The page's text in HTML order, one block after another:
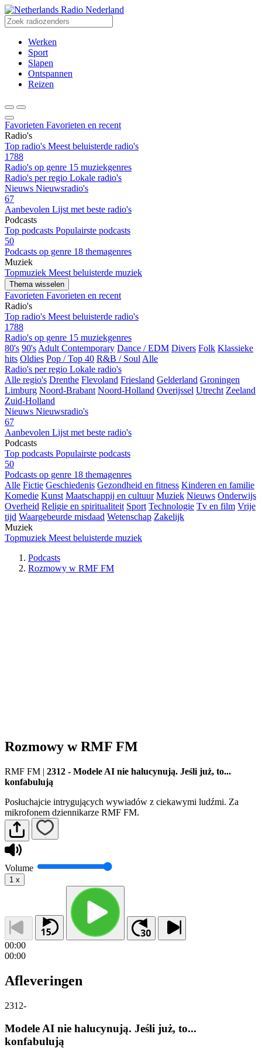
Radio Nederland
Werken
Sport
Slapen
Ontspannen
Reizen
Favorieten Favorieten en recent
Radio's
Top radio's Meest beluisterde radio's
1788
Radio's op genre 15 muziekgenres
Radio's per regio Lokale radio's
Nieuws Nieuwsradio's
67
Aanbevolen Lijst met beste radio's
Podcasts
Top podcasts Populairste podcasts
50
Podcasts op genre 18 themagenres
Muziek
Topmuziek Meest beluisterde muziek
Thema wisselen
Favorieten Favorieten en recent
Radio's
Top radio's Meest beluisterde radio's
1788
Radio's op genre 15 muziekgenres
80's 90's Adult Contemporary Dance / EDM Divers Folk Klassieke
hits Oldies Pop / Top 40 R&B / Soul Alle
Radio's per regio Lokale radio's
Alle regio's Drenthe Flevoland Friesland Gelderland Groningen
Limburg Noord-Brabant Noord-Holland Overijssel Utrecht Zeeland
Zuid-Holland
Nieuws Nieuwsradio's
67
Aanbevolen Lijst met beste radio's
Podcasts
Top podcasts Populairste podcasts
50
Podcasts op genre 18 themagenres
Alle Fictie Geschiedenis Gezondheid en fitness Kinderen en familie
Komedie Kunst Maatschappij en cultuur Muziek Nieuws Onderwijs
Overheid Religie en spiritualiteit Sport Technologie Tv en film Vrije
tijd Waargebeurde misdaad Wetenschap Zakelijk
Muziek
Topmuziek Meest beluisterde muziek
Podcasts
Rozmowy w RMF FM
Rozmowy w RMF FM
RMF FM | 2312 - Modele AI nie halucynują. Jeśli już, to...
konfabulują
Posłuchajcie intrygujących wywiadów z ciekawymi ludźmi. Za
mikrofonem dziennikarze RMF FM.
Volume
1 x
00:00
00:00
Afleveringen
2312-
Modele AI nie halucynują. Jeśli już, to...
konfabulują